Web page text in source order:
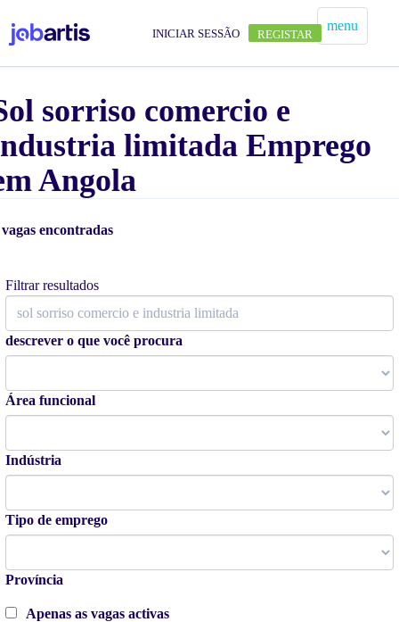
menu
INICIAR SESSÃO REGISTAR
sorriso comercio e
limitada Emprego
Angola
encontradas
Filtrar resultados
descrever o que você procura
Área funcional
Indústria
Tipo de emprego
Província
Apenas as vagas activas